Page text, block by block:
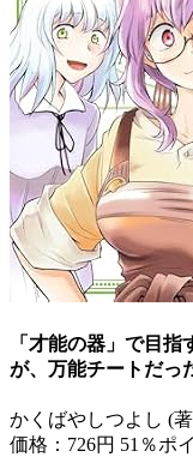
「才能の器」で目
が、万能チートだっ
かくばやしつよし (
価格：726円 51％ポ